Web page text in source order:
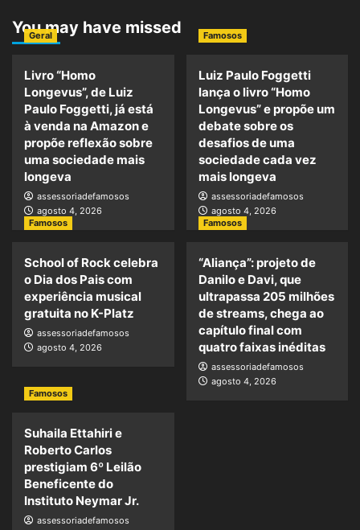
You may have missed
Geral
Livro “Homo
Longevus”, de Luiz
Paulo Foggetti, já está
à venda na Amazon e
propõe reflexão sobre
uma sociedade mais
longeva
assessoriadefamosos
agosto 4, 2026
Famosos
Luiz Paulo Foggetti
lança o livro “Homo
Longevus” e propõe um
debate sobre os
desafios de uma
sociedade cada vez
mais longeva
assessoriadefamosos
agosto 4, 2026
Famosos
School of Rock celebra
o Dia dos Pais com
experiência musical
gratuita no K-Platz
assessoriadefamosos
agosto 4, 2026
Famosos
“Aliança”: projeto de
Danilo e Davi, que
ultrapassa 205 milhões
de streams, chega ao
capítulo final com
quatro faixas inéditas
assessoriadefamosos
agosto 4, 2026
Famosos
Suhaila Ettahiri e
Roberto Carlos
prestigiam 6º Leilão
Beneficente do
Instituto Neymar Jr.
assessoriadefamosos